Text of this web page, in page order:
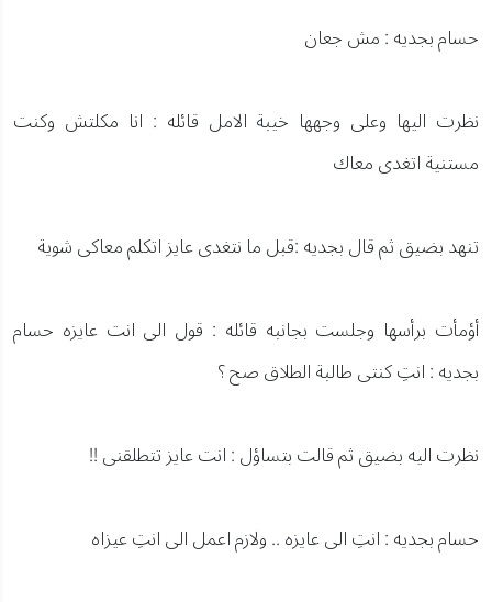
حسام بجديه : مش جعان
نظرت اليها وعلى وجهها خيبة الامل قائله : انا مكلتش وكنت
مستنية اتغدى معاك
تنهد بضيق ثم قال بجديه :قبل ما نتغدى عايز اتكلم معاكى شوية
أؤمأت برأسها وجلست بجانبه قائله : قول الى انت عايزه حسام
بجديه : انتِ كنتى طالبة الطلاق صح ؟
نظرت اليه بضيق ثم قالت بتساؤل : انت عايز تتطلقنى !!
حسام بجديه : انتِ الى عايزه .. ولازم اعمل الى انتِ عيزاه